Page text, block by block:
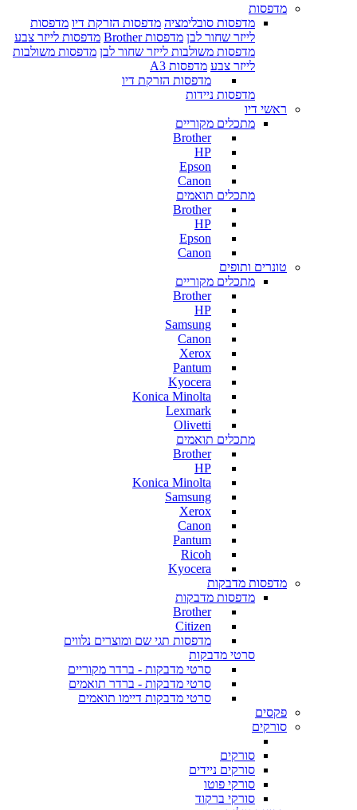
מדפסות
מדפסות סובלימציה מדפסות הזרקת דיו מדפסות
לייזר שחור לבן מדפסות Brother
מדפסות לייזר צבע
מדפסות משולבות לייזר שחור לבן מדפסות משולבות
לייזר צבע מדפסות A3
מדפסות הזרקת דיו
מדפסות ניידות
ראשי דיו
מתכלים מקוריים
Brother
HP
Epson
Canon
מתכלים תואמים
Brother
HP
Epson
Canon
טונרים ותופים
מתכלים מקוריים
Brother
HP
Samsung
Canon
Xerox
Pantum
Kyocera
Konica Minolta
Lexmark
Olivetti
מתכלים תואמים
Brother
HP
Konica Minolta
Samsung
Xerox
Canon
Pantum
Ricoh
Kyocera
מדפסות מדבקות
מדפסות מדבקות
Brother
Citizen
מדפסות תגי שם ומוצרים נלווים
סרטי מדבקות
סרטי מדבקות - ברדר מקוריים
סרטי מדבקות - ברדר תואמים
סרטי מדבקות דיימו תואמים
פקסים
סורקים
סורקים
סורקים ניידים
סורקי פוטו
סורקי ברקוד